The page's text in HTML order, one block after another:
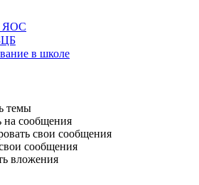
ЯОС
в школе
темы
на сообщения
свои сообщения
сообщения
вложения